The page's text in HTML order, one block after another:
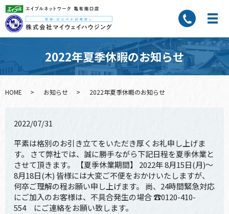
2022年夏季休暇のお知らせ
HOME お知らせ 2022年夏季休暇のお知らせ
2022/07/31
平素は格別のお引き立てをいただき厚くお礼申し上げま
す。 さて弊社では、誠に勝手ながら下記日程を夏季休業と
させて頂きます。 【夏季休業期間】 2022年 8月15日(月)～
8月18日(木) 皆様には大変ご不便をおかけいたしますが、
何卒ご理解の程お願い申し上げます。 尚、24時間緊急対応
にご加入のお客様は、不具合発生の場合 ☎0120-410-
554 にご連絡をお願い致します。